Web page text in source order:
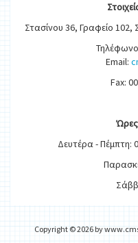
Στασίνου 36, Γραφείο
Email:
Fax:
Ώρες
Δευτέρα - Πέμπτη:
Copyright © 2026 by